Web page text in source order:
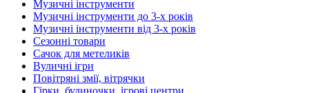
Музичні інструменти
Музичні інструменти до 3-х років
Музичні інструменти від 3-х років
Сезонні товари
Сачок для метеликів
Вуличні ігри
Повітряні змії, вітрячки
Гірки, будиночки, ігрові центри